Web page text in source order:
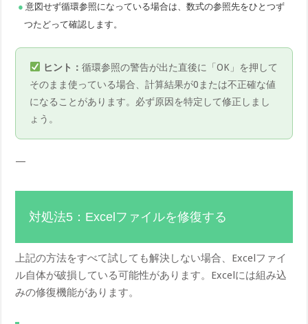
意図せず循環参照になっている場合は、数式の参照先をひとつず
つたどって確認します。
ヒント：循環参照の警告が出た直後に「OK」を押して
そのまま使っている場合、計算結果が0または不正確な値
になることがあります。必ず原因を特定して修正しまし
ょう。
—
対処法5：Excelファイルを修復する
上記の方法をすべて試しても解決しない場合、Excelファイ
ル自体が破損している可能性があります。Excelには組み込
みの修復機能があります。